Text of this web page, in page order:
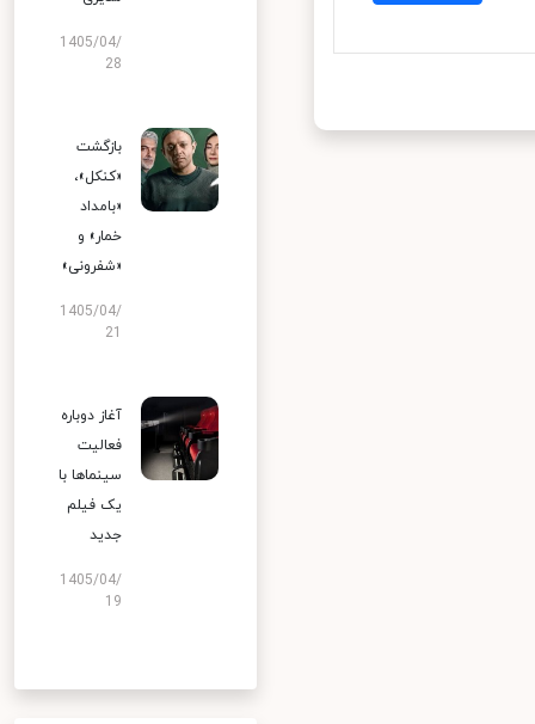
1405/04/
28
بازگشت
«کنکل»،
«بامداد
خمار» و
«شفرونی»
1405/04/
آغاز دوباره
فعالیت
سینماها با
یک فیلم
جدید
1405/04/
19